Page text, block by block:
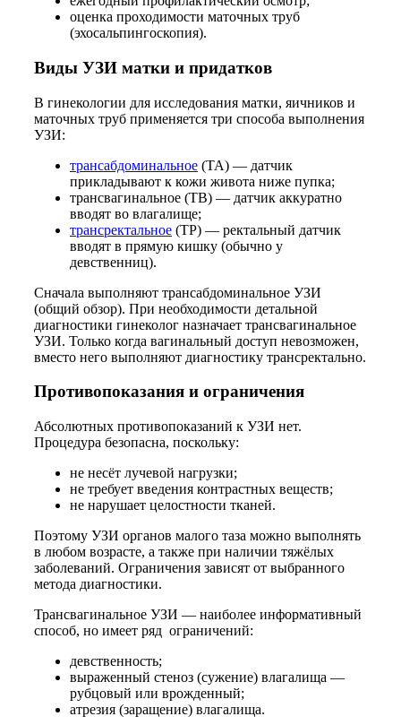
оценка проходимости маточных труб
(эхосальпингоскопия).
Виды УЗИ матки и придатков
В гинекологии для исследования матки, яичников и
маточных труб применяется три способа выполнения
УЗИ:
трансабдоминальное (ТА) — датчик
прикладывают к кожи живота ниже пупка;
трансвагинальное (ТВ) — датчик аккуратно
вводят во влагалище;
трансректальное (ТР) — ректальный датчик
вводят в прямую кишку (обычно у
девственниц).
Сначала выполняют трансабдоминальное УЗИ
(общий обзор). При необходимости детальной
диагностики гинеколог назначает трансвагинальное
УЗИ. Только когда вагинальный доступ невозможен,
вместо него выполняют диагностику трансректально.
Противопоказания и ограничения
Абсолютных противопоказаний к УЗИ нет.
Процедура безопасна, поскольку:
не несёт лучевой нагрузки;
не требует введения контрастных веществ;
не нарушает целостности тканей.
Поэтому УЗИ органов малого таза можно выполнять
в любом возрасте, а также при наличии тяжёлых
заболеваний. Ограничения зависят от выбранного
метода диагностики.
Трансвагинальное УЗИ — наиболее информативный
способ, но имеет ряд ограничений:
девственность;
выраженный стеноз (сужение) влагалища —
рубцовый или врожденный;
атрезия (заращение) влагалища.